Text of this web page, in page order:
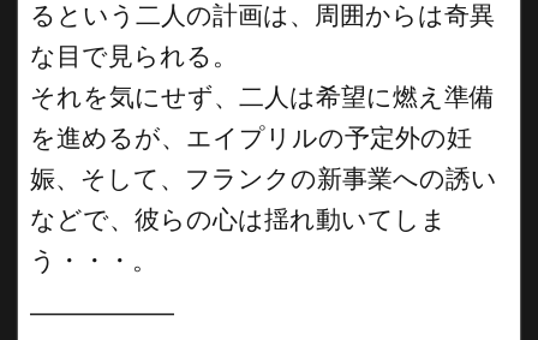
るという二人の計画は、周囲からは奇異
な目で見られる。
それを気にせず、二人は希望に燃え準備
を進めるが、エイプリルの予定外の妊
娠、そして、フランクの新事業への誘い
などで、彼らの心は揺れ動いてしま
う・・・。